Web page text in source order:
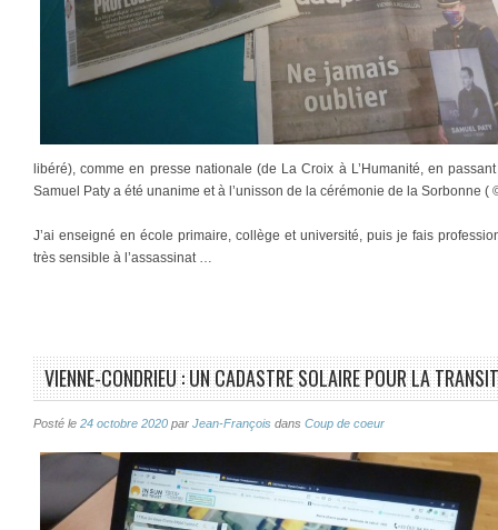
libéré), comme en presse nationale (de La Croix à L’Humanité, en
Samuel Paty a été unanime et à l’unisson de la cérémonie de la Sorbonne (
J’ai enseigné en école primaire, collège et université, puis je fais
très sensible à l’assassinat …
VIENNE-CONDRIEU : UN CADASTRE SOLAIRE POUR LA
Posté le 24 octobre 2020 par Jean-François dans Coup de coeur